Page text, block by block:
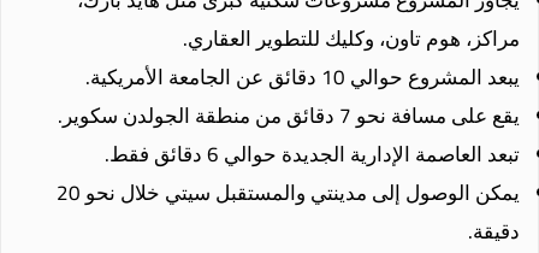
مراكز، هوم تاون، وكليك للتطوير العقاري.
يبعد المشروع حوالي 10 دقائق عن الجامعة الأمريكية.
يقع على مسافة نحو 7 دقائق من منطقة الجولدن سكوير.
تبعد العاصمة الإدارية الجديدة حوالي 6 دقائق فقط.
يمكن الوصول إلى مدينتي والمستقبل سيتي خلال نحو 20
دقيقة.